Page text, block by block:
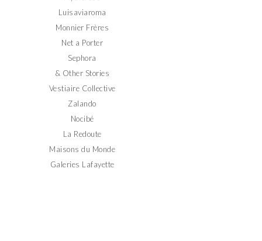
Luisaviaroma
Monnier Frères
Net a Porter
Sephora
& Other Stories
Vestiaire Collective
Zalando
Nocibé
La Redoute
Maisons du Monde
Galeries Lafayette